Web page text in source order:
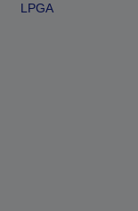
LPGA